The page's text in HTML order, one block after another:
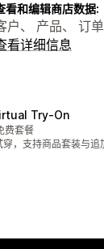
看和编辑商店数据:
户、 产品、 订
看详细信息
Try‑On
）
费套餐
，支持商品套装与追